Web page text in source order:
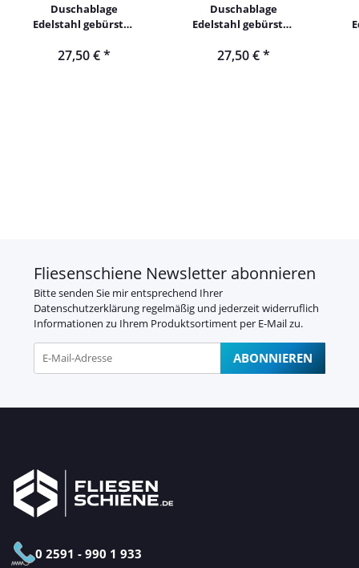
Duschablage
Edelstahl gebürstet
Einbau dreieckig
27,50 €*
Duschablage
Edelstahl gebürstet
Einbau fünfeckig
27,50 €*
Fliesenschiene Newsletter abonnieren
Bitte senden Sie mir entsprechend Ihrer
Datenschutzerklärung regelmäßig und jederzeit widerruflich
Informationen zu Ihrem Produktsortiment per E-Mail zu.
ABONNIEREN
0 2591 - 990 1 933